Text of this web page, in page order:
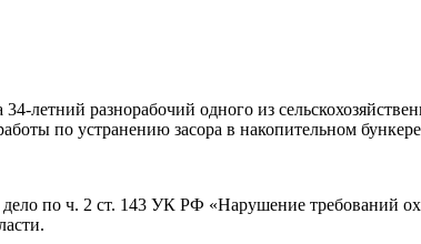
летний разнорабочий одного из
по устранению засора в накопительном
по ч. 2 ст. 143 УК РФ «Нарушение требований